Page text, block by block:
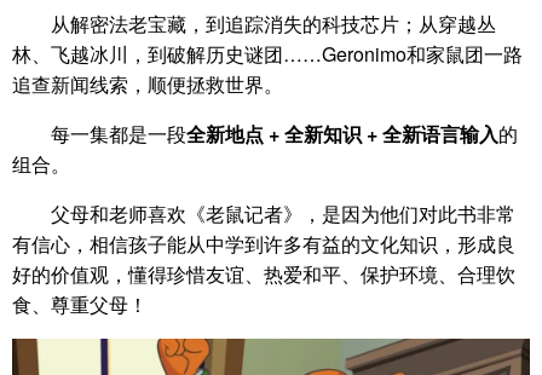
从解密法老宝藏，到追踪消失的科技芯片；从穿越丛
林、飞越冰川，到破解历史谜团……Geronimo和家鼠团一路
追查新闻线索，顺便拯救世界。
每一集都是一段全新地点 + 全新知识 + 全新语言输入的
组合。
父母和老师喜欢《老鼠记者》，是因为他们对此书非常
有信心，相信孩子能从中学到许多有益的文化知识，形成良
好的价值观，懂得珍惜友谊、热爱和平、保护环境、合理饮
食、尊重父母！